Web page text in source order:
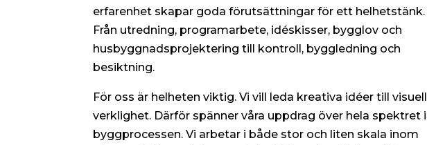
erfarenhet skapar goda förutsättningar för ett helhetstänk.
Från utredning, programarbete, idéskisser, bygglov och
husbyggnadsprojektering till kontroll, byggledning och
besiktning.
För oss är helheten viktig. Vi vill leda kreativa idéer till visuell
verklighet. Därför spänner våra uppdrag över hela spektret i
byggprocessen. Vi arbetar i både stor och liten skala inom